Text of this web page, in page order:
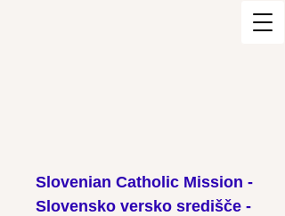
Slovenian Catholic Mission -
Slovensko versko središče -